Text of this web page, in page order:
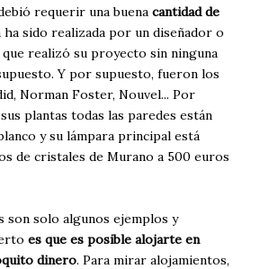
requerir una buena cantidad de
ha sido realizada por un diseñador o
realizó su proyecto sin ninguna
Y por supuesto, fueron los
Norman Foster, Nouvel... Por
plantas todas las paredes están
y su lámpara principal está
de cristales de Murano a 500 euros
son solo algunos ejemplos y
es que es posible alojarte en
dinero. Para mirar alojamientos,